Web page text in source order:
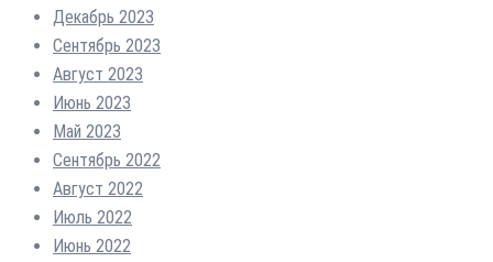
Декабрь 2023
Сентябрь 2023
Август 2023
Июнь 2023
Май 2023
Сентябрь 2022
Август 2022
Июль 2022
Июнь 2022